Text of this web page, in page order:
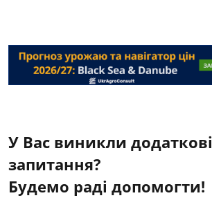
У Вас виникли додаткові
запитання?
Будемо раді допомогти!